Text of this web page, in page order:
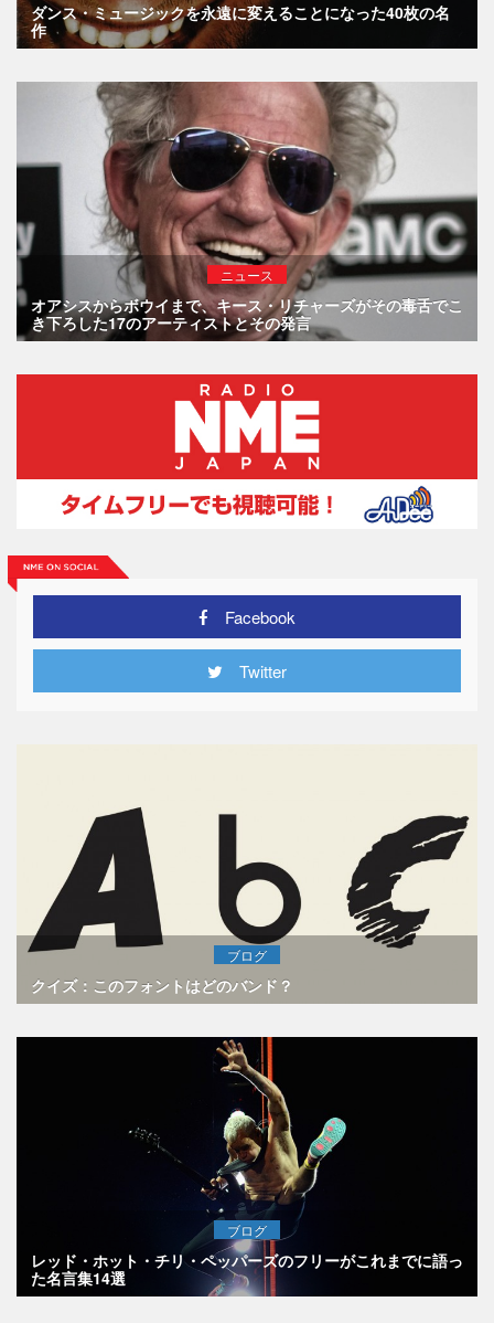
ダンス・ミュージックを永遠に変えることになった40枚の名
作
ニュース
オアシスからボウイまで、キース・リチャーズがその毒舌でこ
き下ろした17のアーティストとその発言
Facebook
Twitter
ブログ
クイズ：このフォントはどのバンド？
ブログ
レッド・ホット・チリ・ペッパーズのフリーがこれまでに語っ
た名言集14選